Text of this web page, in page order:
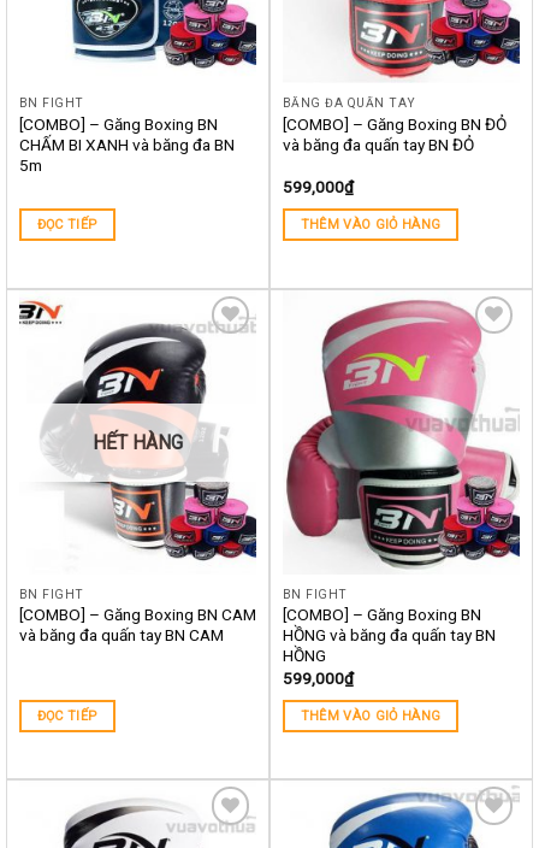
BN FIGHT
[COMBO] – Găng Boxing BN
CHẤM BI XANH và băng đa BN
5m
ĐỌC TIẾP
BĂNG ĐA QUẤN TAY
[COMBO] – Găng Boxing BN ĐỎ
và băng đa quấn tay BN ĐỎ
599,000₫
THÊM VÀO GIỎ HÀNG
HẾT HÀNG
BN FIGHT
[COMBO] – Găng Boxing BN CAM
và băng đa quấn tay BN CAM
ĐỌC TIẾP
Yêu
thích
BN FIGHT
[COMBO] – Găng Boxing BN
HỒNG và băng đa quấn tay BN
HỒNG
599,000₫
THÊM VÀO GIỎ HÀNG